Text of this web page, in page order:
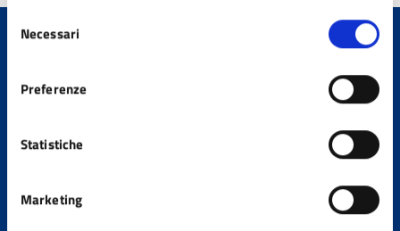
che contribuiscono a rendere fruibile il sito web abilitando
funzionalità di base quali la navigazione sulle pagine e
l’accesso alle aree protette del sito. Il sito web non è in
grado di funzionare correttamente senza questi cookie
delNecessari
Preferenze
Statistiche
Marketing
informazioni su questa